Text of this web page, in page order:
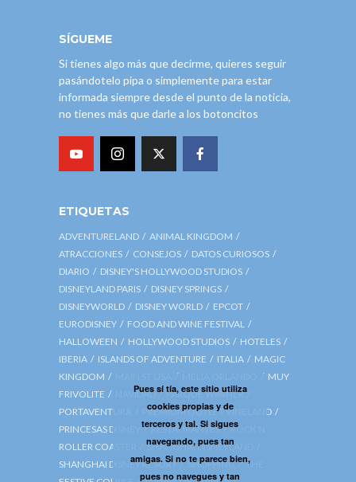
SÍGUEME
Si tienes algo más que decirme, quieres seguir
pasándotelo pipa o simplemente para estar
informada siempre desde el punto de la noticia,
no tienes más que darle a los botoncitos
ETIQUETAS
ADVENTURELAND
ANIMAL KINGDOM
ATRACCIONES
CONSEJOS
DATOS CURIOSOS
DIARIO
DISNEY'S HOLLYWOOD STUDIOS
DISNEYLAND PARIS
DISNEY SPRINGS
DISNEYWORLD
DISNEY WORLD
EPCOT
EURODISNEY
FOOD AND WINE FESTIVAL
HALLOWEEN
HOLLYWOOD STUDIOS
HOTELES
IBERIA
ISLANDS OF ADVENTURE ITALIA
MAGIC
KINGDOM
MUY
FRIVOLITE
NAVIDAD
PARQUE WARNER
PORTAVENTURA
PREMIUM OUTLET VINELAND
PRINCESAS DISNEY
RESTAURANTES
ROCK N
ROLLER COASTER
SHANGHAI DISNEYLAND
SHANGHAI DISNEY RESORT
SHOPPING
THE
Pues sí tía, este sitio utiliza
cookies propias y de
terceros y tal. Si sigues
navegando, pues tan
amigas. Si no te parece bien,
pues no navegues y tan